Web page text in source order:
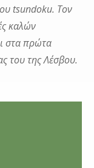
tsundoku. Τον
καλών
στα πρώτα
του της Λέσβου.